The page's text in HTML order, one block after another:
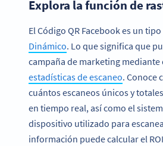
Explora la función de
El Código QR Facebook es un
Dinámico. Lo que significa que
campaña de marketing mediante
estadísticas de escaneo. Conoce
cuántos escaneos únicos y
en tiempo real, así como el
dispositivo utilizado para
información puede calcular el